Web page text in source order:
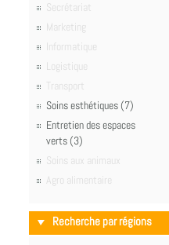
Secrétariat
Marketing
Informatique
Logistique
Transport
Soins esthétiques (7)
Entretien des espaces
verts (3)
Soins aux animaux
Agro alimentaire
Recherche par régions